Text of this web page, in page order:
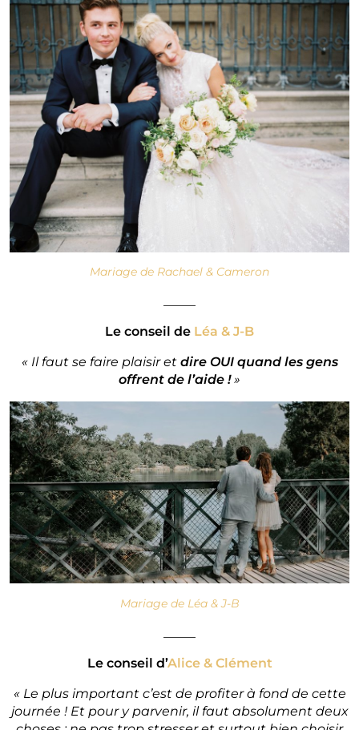
Mariage de Rachael & Cameron
Le conseil de Léa & J-B
« Il faut se faire plaisir et dire OUI quand les gens
offrent de l’aide !»
Mariage de Léa & J-B
Le conseil d’Alice & Clément
« Le plus important c’est de profiter à fond de cette
journée ! Et pour y parvenir, il faut absolument deux